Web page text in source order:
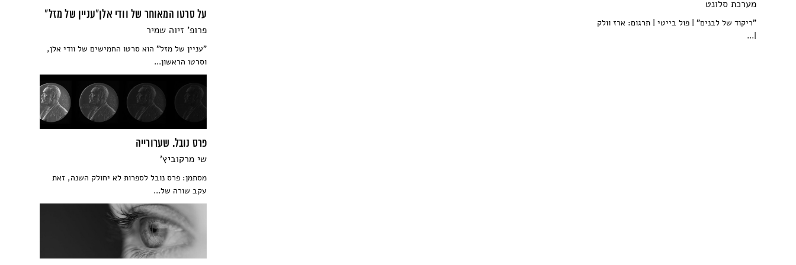
על סרטו המאוחר של וודי אלן"עניין של מזל"
פרופ' זיוה שמיר
"עניין של מזל" הוא סרטו החמישים של וודי אלן,
וסרטו הראשון...
פרס נובל. שערורייה
שי מרקוביץ'
מסתמן: פרס נובל לספרות לא יחולק השנה, זאת
עקב שורה של...
מערכת סלונט
"ריקוד של לבנים" | פול בייטי | תרגום: ארז וולק
|...